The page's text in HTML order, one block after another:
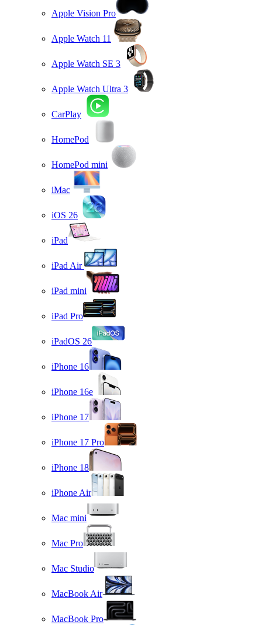
Apple Vision Pro
Apple Watch 11
Apple Watch SE 3
Apple Watch Ultra 3
CarPlay
HomePod
HomePod mini
iMac
iOS 26
iPad
iPad Air
iPad mini
iPad Pro
iPadOS 26
iPhone 16
iPhone 16e
iPhone 17
iPhone 17 Pro
iPhone 18
iPhone Air
Mac mini
Mac Pro
Mac Studio
MacBook Air
MacBook Pro